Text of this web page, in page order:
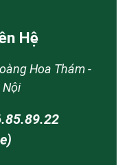
Hệ
Hoa Thám -
Nội